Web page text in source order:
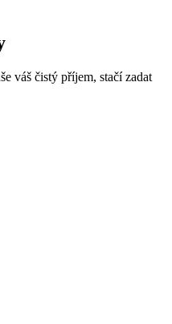
váš čistý příjem, stačí zadat